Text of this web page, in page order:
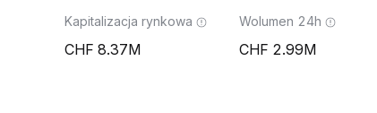
Kapitalizacja rynkowa
8.37M
Wolumen 24h
2.99M